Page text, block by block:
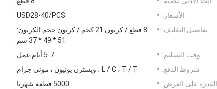
الأسعار:
USD28-40/PCS
تفاصيل التغليف:
8 قطع / كرتون 21 كجم / كرتون حجم الكرتون:
51 * 49 * 37 سم
وقت التسليم:
5-7 أيام عمل
شروط الدفع:
L / C ، T / T ، ويسترن يونيون ، موني جرام
القدرة على العرض:
5000 قطعة شهريا